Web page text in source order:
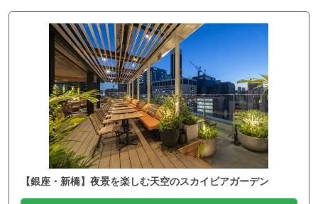
【銀座・新橋】夜景を楽しむ天空のスカイビアガーデン